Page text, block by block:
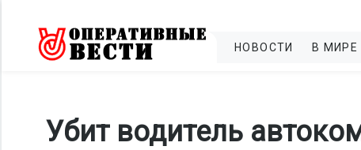
НОВОСТИ В МИРЕ
Убит водитель